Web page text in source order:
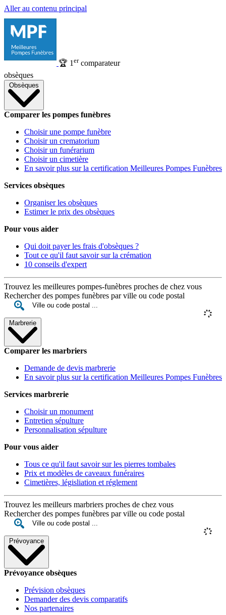
Aller au contenu principal
🏆 1 ercomparateur
obsèques
Obsèques
Comparer les pompes funèbres
Choisir une pompe funèbre
Choisir un crematorium
Choisir un funérarium
Choisir un cimetière
En savoir plus sur la certification Meilleures Pompes Funèbres
Services obsèques
Organiser les obsèques
Estimer le prix des obsèques
Pour vous aider
Qui doit payer les frais d'obsèques ?
Tout ce qu'il faut savoir sur la crémation
10 conseils d'expert
Trouvez les meilleures pompes-funèbres proches de chez vous
Rechercher des pompes funèbres par ville ou code postal
Marbrerie
Comparer les marbriers
Demande de devis marbrerie
En savoir plus sur la certification Meilleures Pompes Funèbres
Services marbrerie
Choisir un monument
Entretien sépulture
Personnalisation sépulture
Pour vous aider
Tous ce qu'il faut savoir sur les pierres tombales
Prix et modèles de caveaux funéraires
Cimetières, législiation et réglement
Trouvez les meilleurs marbriers proches de chez vous
Rechercher des pompes funèbres par ville ou code postal
Prévoyance
Prévoyance obsèques
Prévision obsèques
Demander des devis comparatifs
Nos partenaires